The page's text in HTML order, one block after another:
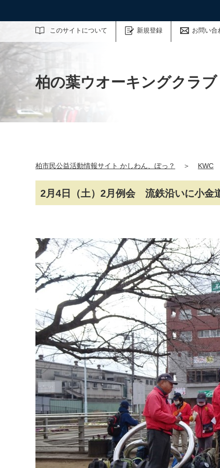
このサイトについて 新規登録 お問い合
サイト内検索
柏の葉ウオーキングクラブ
柏市民公益活動情報サイト かしわん、ぽっ？ ＞ KWC
2月4日（土）2月例会 流鉄沿いに小金
マイメディア検索